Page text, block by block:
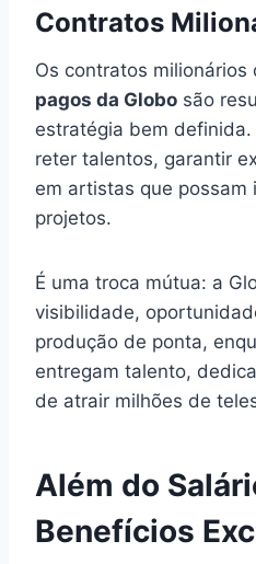
Contratos
Os contratos milionários
pagos da Globo são
estratégia bem
reter talentos, garantir
em artistas que possam
projetos.
É uma troca mútua: a
visibilidade,
produção de ponta,
entregam talento,
de atrair milhões de
Além do
Benefícios